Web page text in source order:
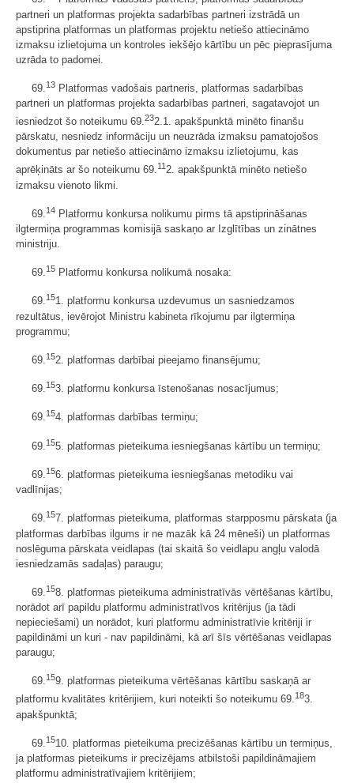
partneri un platformas projekta sadarbības partneri izstrādā un
apstiprina platformas un platformas projektu netiešo attiecināmo
izmaksu izlietojuma un kontroles iekšējo kārtību un pēc pieprasījuma
uzrāda to padomei.
69. 13 Platformas vadošais partneris, platformas sadarbības
partneri un platformas projekta sadarbības partneri, sagatavojot un
iesniedzot šo noteikumu 69.232.1. apakšpunktā minēto finanšu
pārskatu, nesniedz informāciju un neuzrāda izmaksu pamatojošos
dokumentus par netiešo attiecināmo izmaksu izlietojumu, kas
aprēķināts ar šo noteikumu 69.11 2. apakšpunktā minēto netiešo
izmaksu vienoto likmi.
69. 14 Platformu konkursa nolikumu pirms tā apstiprināšanas
ilgtermiņa programmas komisijā saskaņo ar Izglītības un zinātnes
ministriju.
69.15 Platformu konkursa nolikumā nosaka:
69.151. platformu konkursa uzdevumus un sasniedzamos
rezultātus, ievērojot Ministru kabineta rīkojumu par ilgtermiņa
programmu;
69. 152. platformas darbībai pieejamo finansējumu;
69.153. platformu konkursa īstenošanas nosacījumus;
69.154. platformas darbības termiņu;
69. 155. platformas pieteikuma iesniegšanas kārtību un termiņu;
69.156. platformas pieteikuma iesniegšanas metodiku vai
vadlīnijas;
69.157. platformas pieteikuma, platformas starpposmu pārskata (ja
platformas darbības ilgums ir ne mazāk kā 24 mēneši) un platformas
noslēguma pārskata veidlapas (tai skaitā šo veidlapu angļu valodā
iesniedzamās sadaļas) paraugu;
69. 158. platformas pieteikuma administratīvās vērtēšanas kārtību,
norādot arī papildu platformu administratīvos kritērijus (ja tādi
nepieciešami) un norādot, kuri platformu administratīvie kritēriji ir
papildināmi un kuri - nav papildināmi, kā arī šīs vērtēšanas veidlapas
paraugu;
69.159. platformas pieteikuma vērtēšanas kārtību saskaņā ar
platformu kvalitātes kritērijiem, kuri noteikti šo noteikumu 69.183.
apakšpunktā;
69. 1510. platformas pieteikuma precizēšanas kārtību un termiņus,
ja platformas pieteikums ir precizējams atbilstoši papildināmajiem
platformu administratīvajiem kritērijiem;